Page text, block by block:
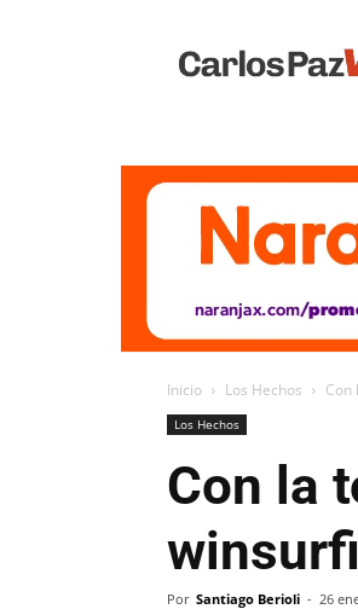
Vivo
Inicio Los Hechos Con
Los Hechos
Con la
Por Santiago Berioli - 26